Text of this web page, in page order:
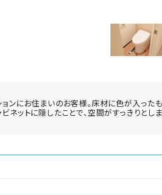
ンにお住まいのお客様。床材に色が入った
ネットに隠したことで、空間がすっきりとしま